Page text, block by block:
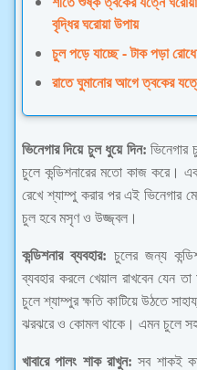
বৃদ্ধির ঘরোয়া উপায়
চুল পড়ে যাচ্ছে - টাক পড়া
রাতে ঘুমানোর আগে ত্বকের
ভিনেগার দিয়ে চুল ধুয়ে দিন: ভিনেগার
চুলে কন্ডিশনারের মতো কাজ করে। এক
রেখে শ্যাম্পু করার পর এই ভিনেগার
চুল হবে মসৃণ ও উজ্জ্বল।
কন্ডিশনার ব্যবহার: চুলের জন্য
ব্যবহার করলে খেয়াল রাখবেন যেন
চুলে শ্যাম্পুর ক্ষতি কাটিয়ে উঠতে
ঝরঝরে ও কোমল থাকে। এমন চুলে
খাবারে পালং শাক রাখুন: সব শাকই